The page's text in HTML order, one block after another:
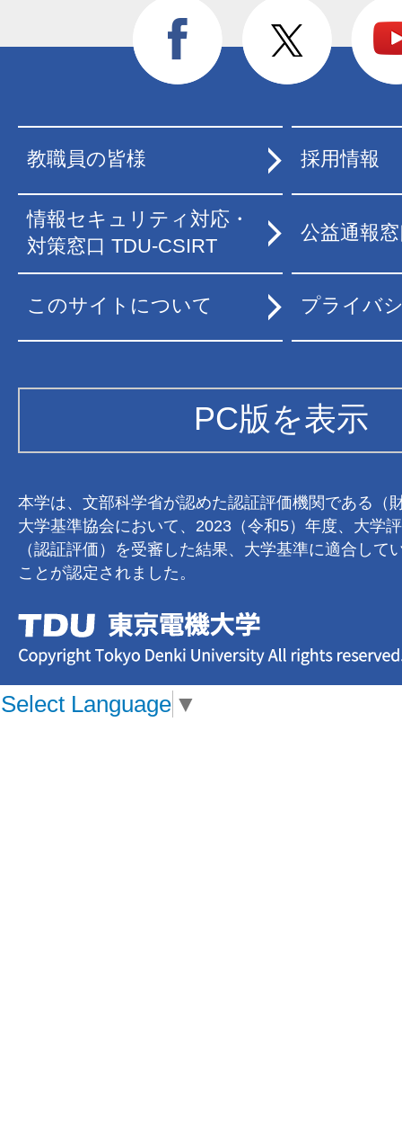
教職員の皆様 採用情報
情報セキュリティ対応・
対策窓口 TDU-CSIRT
公益通報
このサイトについて プライバ
PC版を表示
本学は、文部科学省が認めた認証評価機関である（
大学基準協会において、2023（令和5）年度、大学
（認証評価）を受審した結果、大学基準に適合して
ことが認定されました。
Select Language ▼